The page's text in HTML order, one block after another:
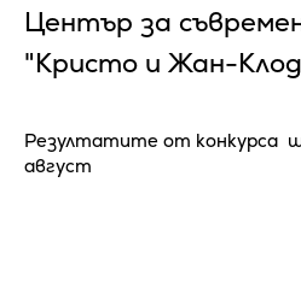
Център за
"Кристо и Жан-
Резултатите от конкурса
август